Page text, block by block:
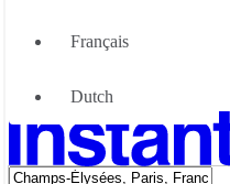
À propos de nous
Devenir partenaire
Nous Contacter
Français
Dutch